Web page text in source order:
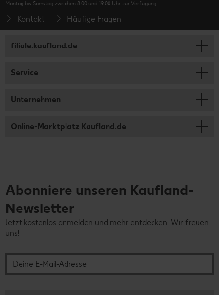
Montag bis Samstag zwischen 8:00 und 19:00 Uhr zur Verfügung.
Kontakt Häufige Fragen
filiale.kaufland.de
Service
Unternehmen
Online-Marktplatz Kaufland.de
Abonniere unseren Kaufland-
Newsletter
Jetzt kostenlos anmelden und mehr entdecken. Wir freuen
uns!